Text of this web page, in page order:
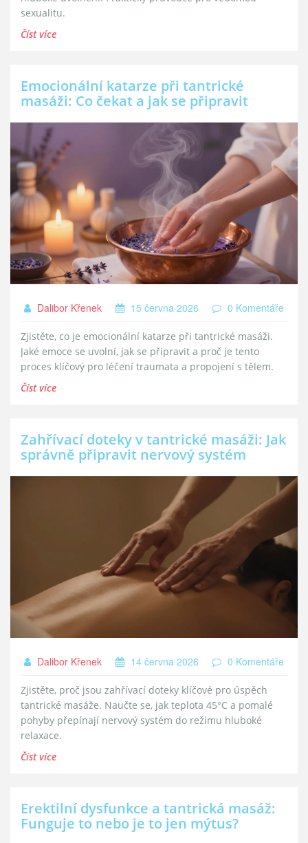
sexualitu.
Číst více
Emocionální katarze při tantrické
masáži: Co čekat a jak se připravit
Dalibor Křenek 15 června 2026 0 Komentáře
Zjistěte, co je emocionální katarze při tantrické masáži.
Jaké emoce se uvolní, jak se připravit a proč je tento
proces klíčový pro léčení traumata a propojení s tělem.
Číst více
Zahřívací doteky v tantrické masáži: Jak
správně připravit nervový systém
Dalibor Křenek 14 června 2026 0 Komentáře
Zjistěte, proč jsou zahřívací doteky klíčové pro úspěch
tantrické masáže. Naučte se, jak teplota 45°C a pomalé
pohyby přepínají nervový systém do režimu hluboké
relaxace.
Číst více
Erektilní dysfunkce a tantrická masáž:
Funguje to nebo je to jen mýtus?